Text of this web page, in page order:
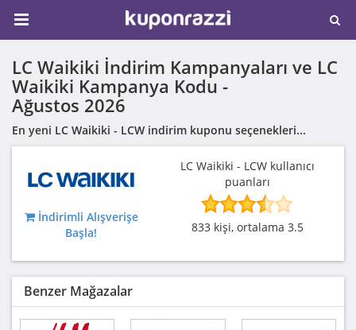
LC Waikiki İndirim Kampanyaları ve LC
Waikiki Kampanya Kodu -
Ağustos 2026
En yeni LC Waikiki - LCW indirim kuponu seçenekleri...
İndirimli Alışverişe
Başla!
LC Waikiki - LCW kullanıcı
puanları
833 kişi, ortalama 3.5
Benzer Mağazalar